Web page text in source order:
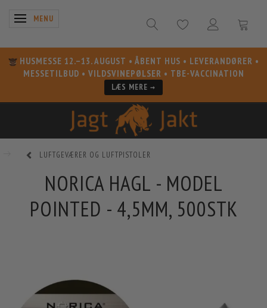
SKIFTE NAVIGATION
MENU
HUSMESSE 12.–13. AUGUST • ÅBENT HUS • LEVERANDØRER •
MESSETILBUD • VILDSVINEPØLSER • TBE-VACCINATION
LÆS MERE →
LUFTGEVÆRER OG LUFTPISTOLER
NORICA HAGL - MODEL
POINTED - 4,5MM, 500STK